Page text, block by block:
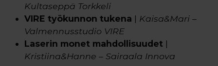
Kultaseppä Torkkeli
VIRE työkunnon tukena | Kaisa&Mari –
Valmennusstudio VIRE
Laserin monet mahdollisuudet |
Kristiina&Hanne – Sairaala Innova